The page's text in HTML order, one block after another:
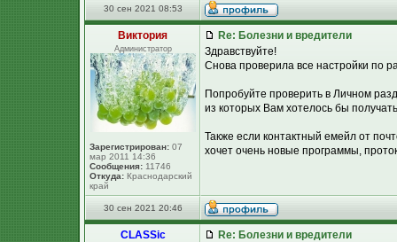
30 сен 2021 08:53
Виктория
Администратор
Зарегистрирован: 07
мар 2011 14:36
Сообщения: 11746
Откуда: Краснодарский
край
Re: Болезни и вредители
Здравствуйте!
Снова проверила все настройки по
Попробуйте проверить в Личном
из которых Вам хотелось бы
Также если контактный емейл от
хочет очень новые программы,
30 сен 2021 20:46
CLASSic Re: Болезни и вредители